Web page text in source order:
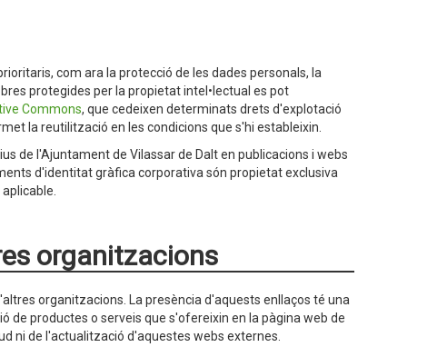
com ara la protecció de les dades personals, la
protegides per la propietat intel•lectual es pot
Commons, que cedeixen determinats drets d'explotació
la reutilització en les condicions que s'hi estableixin.
de l'Ajuntament de Vilassar de Dalt en publicacions i webs
d'identitat gràfica corporativa són propietat exclusiva
organitzacions
organitzacions. La presència d'aquests enllaços té una
productes o serveis que s'ofereixin en la pàgina web de
ni de l'actualització d'aquestes webs externes.